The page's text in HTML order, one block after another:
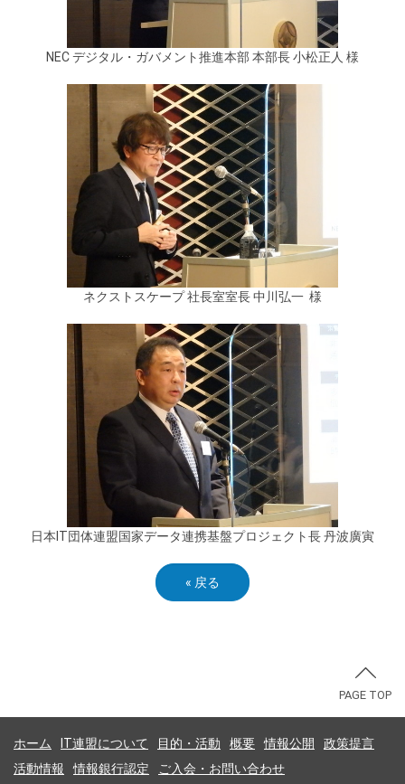
NEC デジタル・ガバメント推進本部 本部長 小松正人 様
ネクストスケープ 社長室室長 中川弘一 様
日本IT団体連盟国家データ連携基盤プロジェクト長 丹波廣寅
« 戻る
PAGE TOP
ホーム IT連盟について 目的・活動 概要 情報公開
政策提言
活動情報
情報銀行認定 ご入会・お問い合わせ